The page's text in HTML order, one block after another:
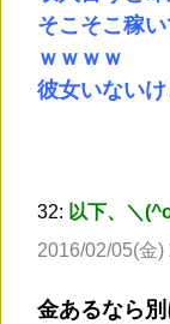
そこそこ稼
ｗｗｗｗ
彼女いない
32: 以下、＼
2016/02/05(金
金あるなら